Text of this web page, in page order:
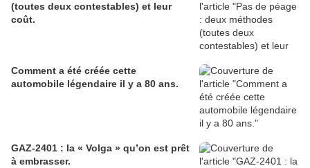
(toutes deux contestables) et leur
coût.
Comment a été créée cette
automobile légendaire il y a 80 ans.
GAZ-2401 : la « Volga » qu’on est prêt
à embrasser.